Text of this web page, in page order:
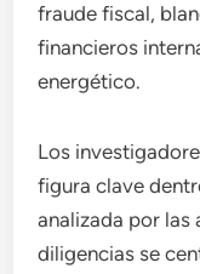
fraude fiscal,
financieros
energético.
Los
figura clave
analizada por las
diligencias se